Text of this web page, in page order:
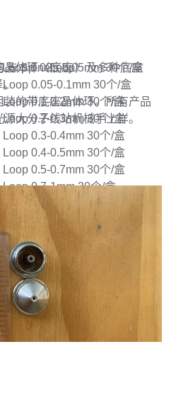
晶体环（Loop）及多种底座
。
装的带底座晶体环。所有产品
大分子线站机械手上样。
与 Spine底座
0.025-0.05mm 30个/盒
0.05-0.1mm 30个/盒
0.1-0.2mm 30个/盒
0.2-0.3mm 30个/盒
0.3-0.4mm 30个/盒
0.4-0.5mm 30个/盒
0.5-0.7mm 30个/盒
0.7-1mm 30个/盒
0.025-0.05mm 30个/盒
0.05-0.1mm 30个/盒
0.1-0.2mm 30个/盒
0.2-0.3mm 30个/盒
0.3-0.4mm 30个/盒
0.4-0.5mm 30个/盒
0.5-0.7mm 30个/盒
0.7-1mm 30个/盒